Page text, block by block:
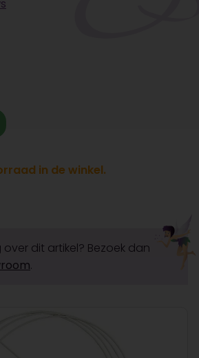
in de winkel.
over dit artikel? Bezoek dan
.